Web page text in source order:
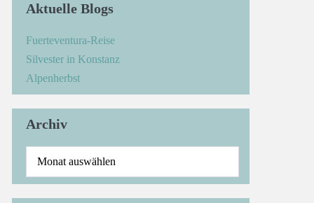
Aktuelle Blogs
Fuerteventura-Reise
Silvester in Konstanz
Alpenherbst
Archiv